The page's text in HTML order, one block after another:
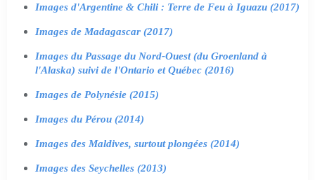
Images d'Argentine & Chili : Terre de Feu à Iguazu (2017)
Images de Madagascar (2017)
Images du Passage du Nord-Ouest (du Groenland à
l'Alaska) suivi de l'Ontario et Québec (2016)
Images de Polynésie (2015)
Images du Pérou (2014)
Images des Maldives, surtout plongées (2014)
Images des Seychelles (2013)